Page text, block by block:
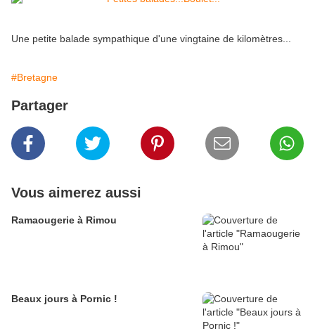
Une petite balade sympathique d'une vingtaine de kilomètres...
#Bretagne
Partager
Vous aimerez aussi
Ramaougerie à Rimou
Beaux jours à Pornic !